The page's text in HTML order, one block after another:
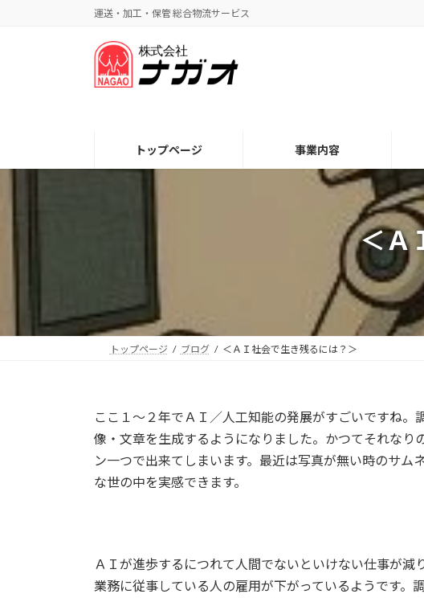
運送・加工・保管 総合物流サービス
トップページ 事業内容
＜Ａ
トップページ ブログ ＜ＡＩ社会で生き残るには？＞
ここ１～２年でＡＩ／人工知能の発展がすごいですね
像・文章を生成するようになりました。かつてそれなり
ン一つで出来てしまいます。最近は写真が無い時のサム
な世の中を実感できます。
ＡＩが進歩するにつれて人間でないといけない仕事が減
業務に従事している人の雇用が下がっているようです。